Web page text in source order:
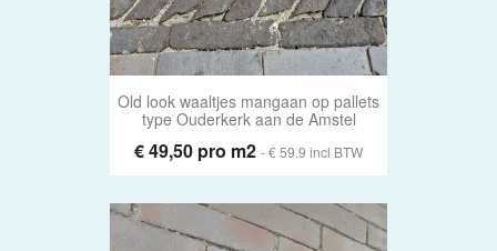
Old look waaltjes mangaan op pallets
type Ouderkerk aan de Amstel
€ 49,50 pro m2 - € 59.9 incl BTW